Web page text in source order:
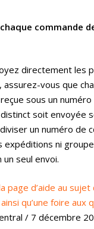
commande
directement les
vous que
sous un numéro
soit envoyée
un numéro de
expéditions ni
seul envoi.
page d’aide au sujet
qu’une foire aux
/ 7 décembre
38